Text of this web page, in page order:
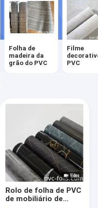
Folha de
madeira da
grão do PVC
Filme
PVC
Rolo de folha de PVC
de mobiliário de